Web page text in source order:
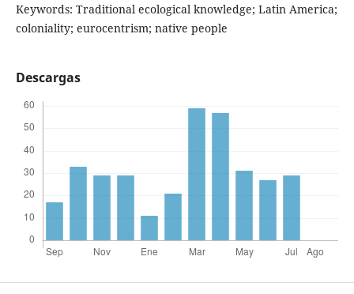
Keywords: Traditional ecological knowledge; Latin America;
coloniality; eurocentrism; native people
Descargas